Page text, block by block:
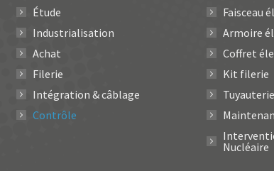
Étude
Industrialisation
Achat
Filerie
Intégration & câblage
Contrôle
Faisceau
Armoire
Coffret
Kit filerie
Tuyauterie
Nucléaire